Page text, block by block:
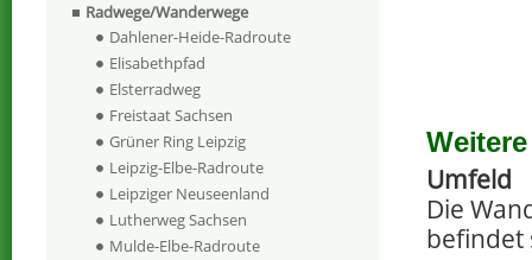
Umfeld
Die
befindet
Radwege/Wanderwege
Dahlener-Heide-Radroute
Elisabethpfad
Elsterradweg
Freistaat Sachsen
Grüner Ring Leipzig
Leipzig-Elbe-Radroute
Leipziger Neuseenland
Lutherweg Sachsen
Mulde-Elbe-Radroute